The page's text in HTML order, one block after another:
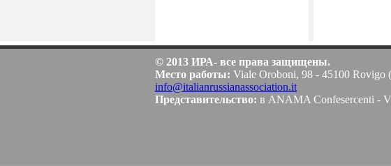
© 2013 ИРА- все права защищены.
Место работы: Viale Oroboni, 98 - 45100 Rovigo
info@italianrussianassociation.it
Представительство: в ANAMA Confesercenti -